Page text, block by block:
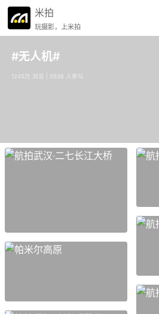
米拍
玩摄影，上米拍
#无人机#
1245万 浏览 | 5936 人参与